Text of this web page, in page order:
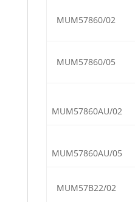
MUM57860/02
MUM57860/05
MUM57860AU/02
MUM57860AU/05
MUM57B22/02